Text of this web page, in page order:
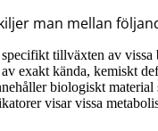
man mellan
tillväxten av vissa
exakt kända, kemiskt
biologiskt material
visar vissa